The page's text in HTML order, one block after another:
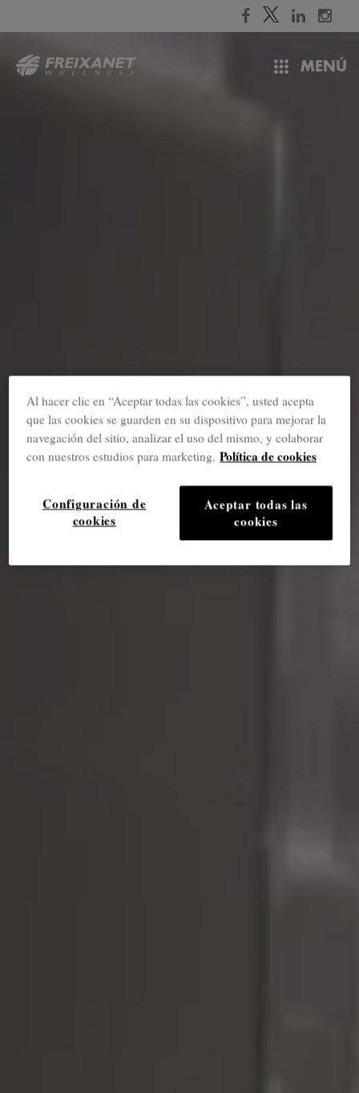
MENÚ
Al hacer clic en “Aceptar todas las cookies”, usted acepta
que las cookies se guarden en su dispositivo para mejorar la
navegación del sitio, analizar el uso del mismo, y colaborar
con nuestros estudios para marketing. Política de cookies
Aceptar todas las
cookies
Configuración de
cookies